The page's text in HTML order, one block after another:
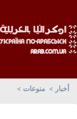
أخبار منوعات